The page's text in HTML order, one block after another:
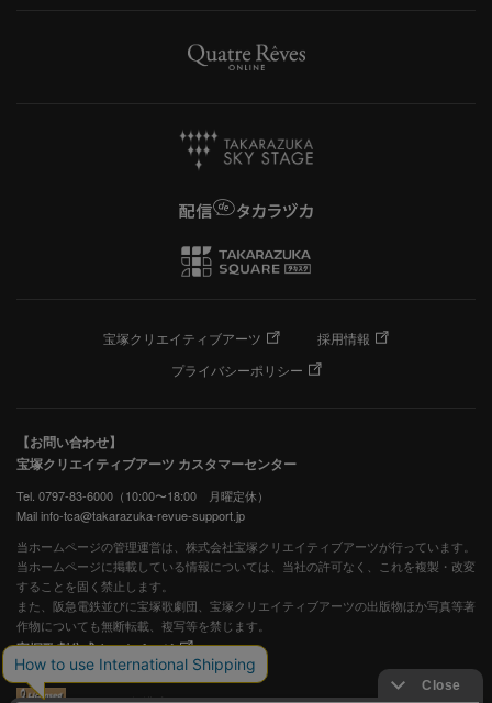
宝塚クリエイティブアーツ
採用情報
プライバシーポリシー
【お問い合わせ】
宝塚クリエイティブアーツ カスタマーセンター
Tel. 0797-83-6000（10:00〜18:00 月曜定休）
Mail info-tca@takarazuka-revue-support.jp
当ホームページの管理運営は、株式会社宝塚クリエイティブアーツが行っています。
当ホームページに掲載している情報については、当社の許可なく、これを複製・改変
することを固く禁止します。
また、阪急電鉄並びに宝塚歌劇団、宝塚クリエイティブアーツの出版物ほか写真等著
作物についても無断転載、複写等を禁じます。
宝塚歌劇公式ホームページ